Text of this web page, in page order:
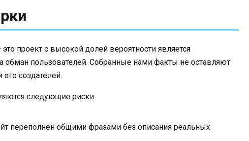
это проект с высокой долей вероятности является
пользователей. Собранные нами факты не оставляют
создателей.
следующие риски:
переполнен общими фразами без описания реальных